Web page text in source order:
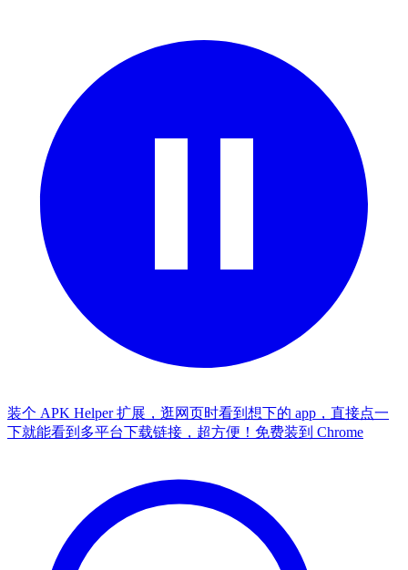
装个 APK Helper 扩展，逛网页时看到想下的 app，直接点一
下就能看到多平台下载链接，超方便！ 免费装到 Chrome